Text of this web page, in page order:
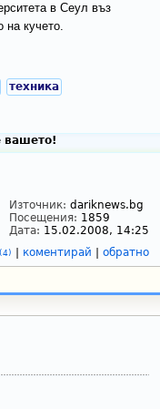
в Сеул въз
на кучето.
техника
вашето!
Източник: dariknews.bg
Посещения: 1859
Дата: 15.02.2008, 14:25
(4) коментирай обратно